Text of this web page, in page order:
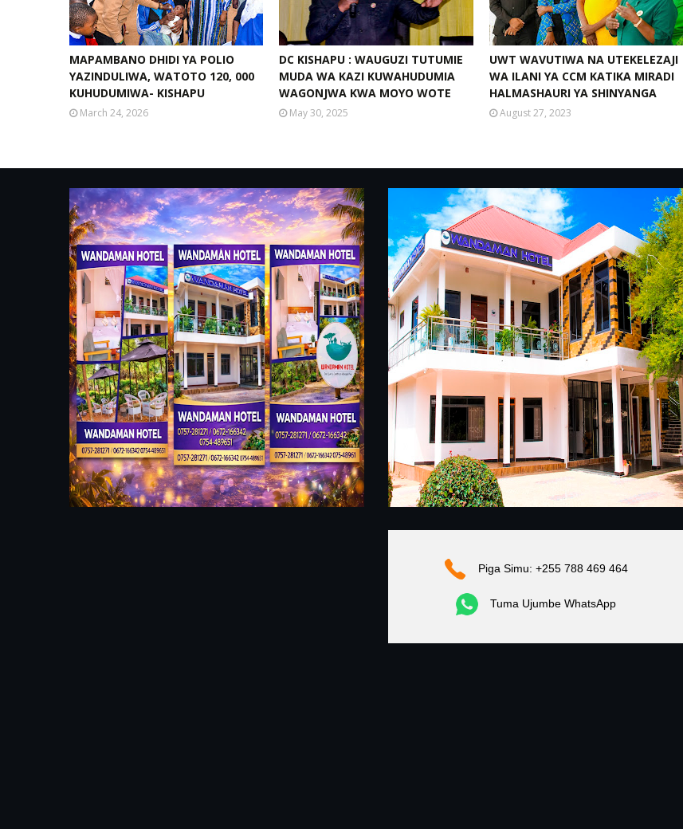
MAPAMBANO DHIDI YA POLIO
YAZINDULIWA, WATOTO 120, 000
KUHUDUMIWA- KISHAPU
March 24, 2026
DC KISHAPU : WAUGUZI TUTUMIE
MUDA WA KAZI KUWAHUDUMIA
WAGONJWA KWA MOYO WOTE
May 30, 2025
UWT WAVUTIWA NA UTEKELEZAJI
WA ILANI YA CCM KATIKA MIRADI
HALMASHAURI YA SHINYANGA
August 27, 2023
Piga Simu: +255 788 469 464
Tuma Ujumbe WhatsApp